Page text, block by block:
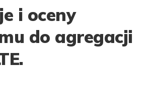
i oceny
do agregacji